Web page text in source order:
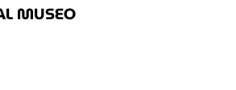
MUSEO